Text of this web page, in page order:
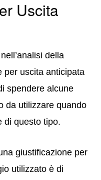
Uscita
della
per uscita anticipata
spendere alcune
da utilizzare quando
di questo tipo.
giustificazione per
utilizzato è di